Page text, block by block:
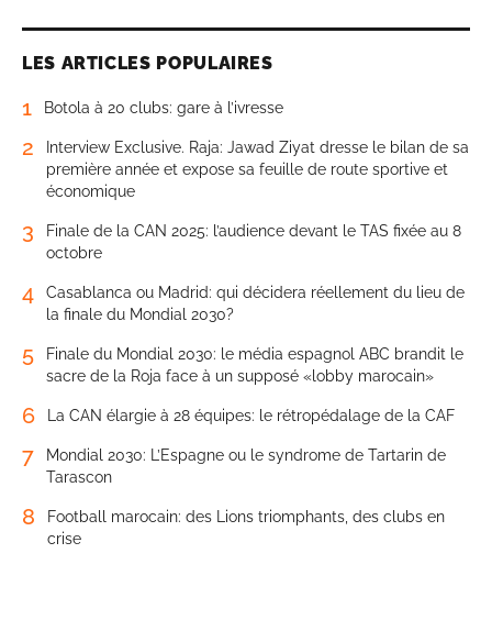
LES ARTICLES POPULAIRES
1 Botola à 20 clubs: gare à l’ivresse
2
Interview Exclusive. Raja: Jawad Ziyat dresse le bilan de sa
première année et expose sa feuille de route sportive et
économique
3
Finale de la CAN 2025: l’audience devant le TAS fixée au 8
octobre
4
Casablanca ou Madrid: qui décidera réellement du lieu de
la finale du Mondial 2030?
5
Finale du Mondial 2030: le média espagnol ABC brandit le
sacre de la Roja face à un supposé «lobby marocain»
6 La CAN élargie à 28 équipes: le rétropédalage de la CAF
7
Mondial 2030: L’Espagne ou le syndrome de Tartarin de
Tarascon
8
Football marocain: des Lions triomphants, des clubs en
crise